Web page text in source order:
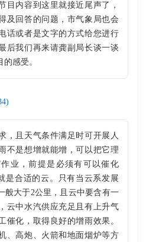
目内容到这里就接近尾声了，
及回答的问题，市气象局也会
话或者是文字的方式给您进行
后我们再来请龚副局长谈一谈
感受。
)
，且天气条件满足时可开展人
不是想增就能增，可以把它理
业，前提是必须有可以催化
合适的云。只有当云系发展
般大于2公里，且云中要含有一
云中水汽供应充足且有上升气
催化，取得良好的增雨效果。
、高炮、火箭和地面烟炉等方